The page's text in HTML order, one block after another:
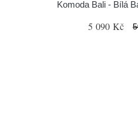
Komoda Bali - Bílá
5 090 Kč